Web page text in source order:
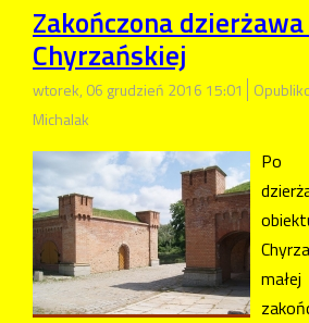
Zakończona
Chyrzańskiej
wtorek, 06 grudzień 2016 15:01
Michalak
Po